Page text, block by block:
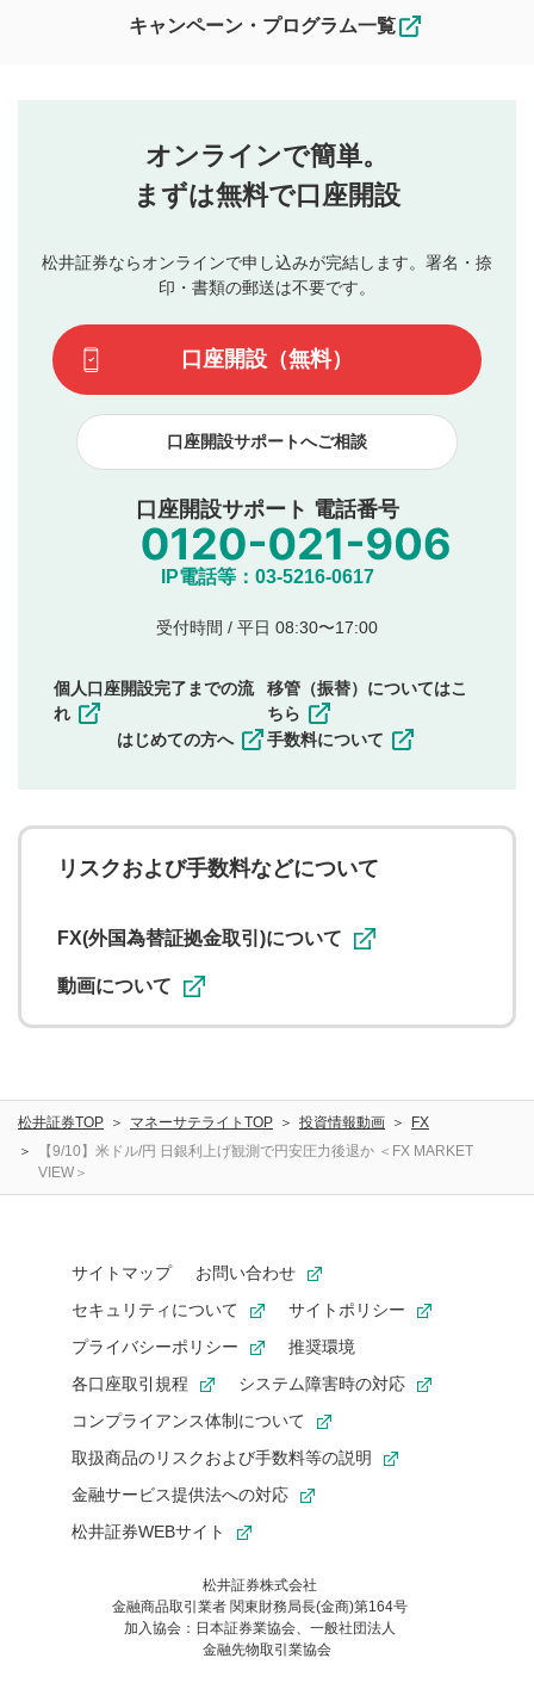
投稿するボタン
星で評価をすると投稿できます。（お名前とコメント
3
動画の評価
です）
なお、投稿をもって、本注意事項に同意されたものとみなし
行ってください。
当社は、利用者同士、もしくは利用者と第三者間のトラ
ブルによって生じた損害に対して一切の責任を負いませ
評価およびコメントは当社にて審査のうえ、掲載となり
ます。掲載されるまでに日数がかかる場合や掲載されない
てはお答えできません。各動画コンテンツへの掲載をもっ
て結果のご連絡といたします。ご了承ください。
下記の項目に該当すると判断された投稿内容は、掲載を
見合わせる場合がございます。
本動画コンテンツとは無関係の内容の投稿
他者への誹謗中傷や差別的表現投稿
公序良俗に反する内容の投稿
氏名、住所、電話番号など個人を特定できる情報の
他のサイトへの誘導や営利目的、広告・宣伝を目
他者の権利（商標、著作権、その他の知的財産
その他当社が不適切と判断した投稿
一度投稿した評価およびコメントの変更・削除はできま
に関する著作者人格権を行使しないことに同意します。利
用者が投稿したコメントは、当社サービスの広告・宣伝、
ることがあります。
キャンペーン・プログラム一覧
オンラインで簡単。
まずは無料で口座開設
松井証券ならオンラインで申し込みが完結します。署名・捺
印・書類の郵送は不要です。
口座開設（無料）
口座開設サポートへご相談
口座開設サポート 電話番号
IP電話等：03-5216-0617
受付時間 / 平日 08:30〜17:00
個人口座開設完了までの流
れ
はじめての方へ
移管（振替）についてはこ
ちら
手数料について
リスクおよび手数料などについて
FX(外国為替証拠金取引)について
動画について
松井証券TOP マネーサテライトTOP 投資情報動画
FX
【9/10】米ドル/円 日銀利上げ観測で円安圧力後退か ＜FX MARKET
VIEW＞
サイトマップ
お問い合わせ
セキュリティについて
サイトポリシー
プライバシーポリシー
推奨環境
各口座取引規程
システム障害時の対応
コンプライアンス体制について
取扱商品のリスクおよび手数料等の説明
金融サービス提供法への対応
松井証券WEBサイト
松井証券株式会社
金融商品取引業者 関東財務局長(金商)第164号
加入協会：日本証券業協会、一般社団法人
金融先物取引業協会
お気に入り機能は松井証券の会員限定の機能です。
お気に入り登録いただくと、後からいつでもお気に入りのコンテ
ンツを一覧でご確認いただけます。